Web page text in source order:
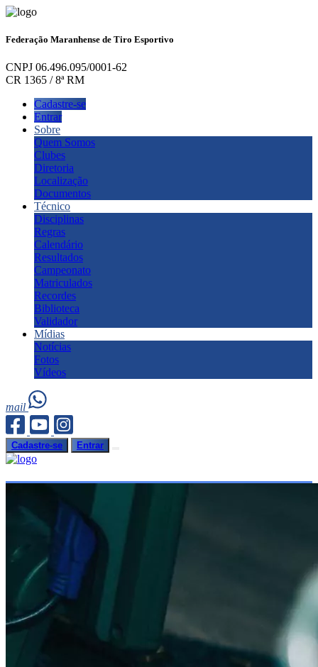
Federação Maranhense de Tiro Esportivo
CNPJ 06.496.095/0001-62
CR 1365 / 8ª RM
Cadastre-se
Entrar
Sobre
Quem Somos
Clubes
Diretoria
Localização
Documentos
Técnico
Disciplinas
Regras
Calendário
Resultados
Campeonato
Matriculados
Recordes
Biblioteca
Validador
Mídias
Notícias
Fotos
Vídeos
mail
Cadastre-se Entrar